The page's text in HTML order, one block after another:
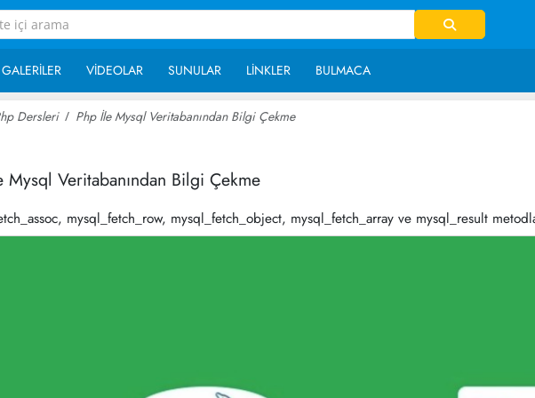
GALERILER VIDEOLAR SUNULAR LINKLER BULMACA
Dersleri Php İle Mysql Veritabanından Bilgi Çekme
Mysql Veritabanından Bilgi Çekme
mysql_fetch_row, mysql_fetch_object, mysql_fetch_array ve mysql_result